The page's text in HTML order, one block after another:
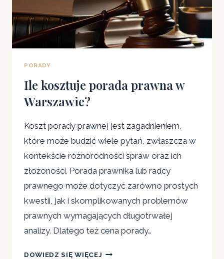
DŁUGO
TRWA?
PORADY
Ile kosztuje porada prawna w
Warszawie?
Koszt porady prawnej jest zagadnieniem,
które może budzić wiele pytań, zwłaszcza w
kontekście różnorodności spraw oraz ich
złożoności. Porada prawnika lub radcy
prawnego może dotyczyć zarówno prostych
kwestii, jak i skomplikowanych problemów
prawnych wymagających długotrwałej
analizy. Dlatego też cena porady…
DOWIEDZ SIĘ WIĘCEJ ILE